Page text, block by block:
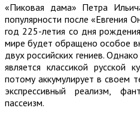
«Пиковая дама» Петра
популярности после «Евгения
год 225-летия со дня
мире будет обращено особое
двух российских гениев.
является классикой русской
потому аккумулирует в своем
экспрессивный реализм,
пассеизм.